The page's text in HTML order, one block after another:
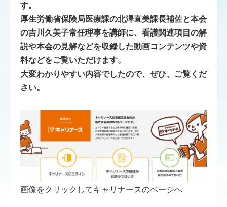
す。
厚生労働省保険局医療課の北澤直美課長補佐と本会
の吉川久美子常任理事を講師に、看護関連項目の解
説や本会の見解などを収録した動画コンテンツや資
料などをご覧いただけます。
大変わかりやすい内容でしたので、ぜひ、ご覧くだ
さい。
画像をクリックしてキャリナースのページへ